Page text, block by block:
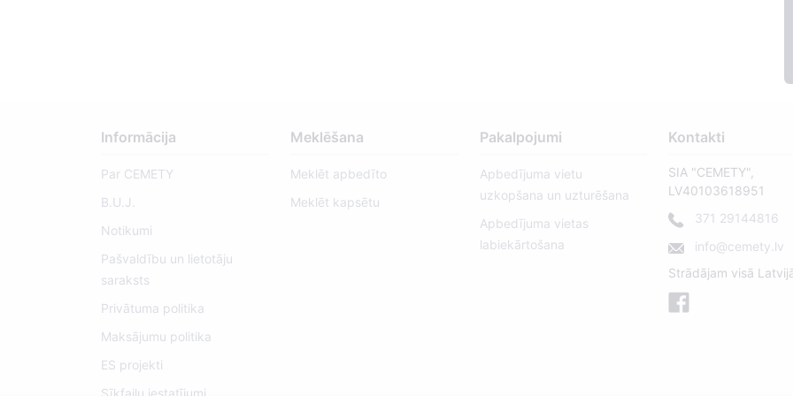
Informācija
Par CEMETY
B.U.J.
Notikumi
Pašvaldību un lietotāju
saraksts
Privātuma politika
Maksājumu politika
ES projekti
Meklēšana
Meklēt apbedīto
Meklēt kapsētu
Pakalpojumi
Apbedījuma vietu
uzkopšana un uzturēšana
Apbedījuma vietas
labiekārtošana
Kontakti
SIA "CEMETY",
LV40103618951
371 29144816
info@cemety.lv
Strādājam visā